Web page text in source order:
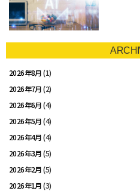
2026年8月(1)
2026年7月(2)
2026年6月(4)
2026年5月(4)
2026年4月(4)
2026年3月(5)
2026年2月(5)
2026年1月(3)